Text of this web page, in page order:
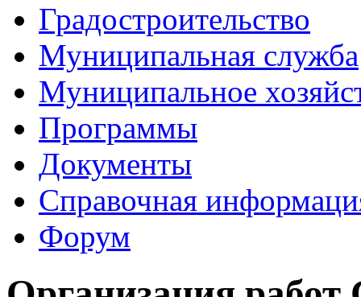
Градостроительство
Муниципальная служба
Муниципальное
Программы
Документы
Справочная
Форум